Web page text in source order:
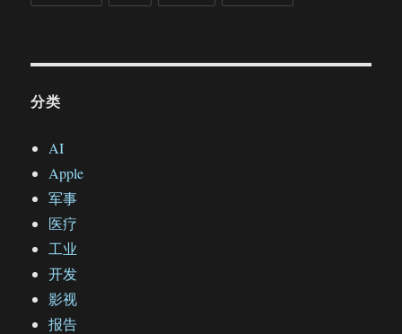
分类
AI
Apple
军事
医疗
工业
开发
影视
报告